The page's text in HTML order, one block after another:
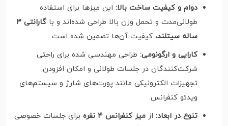
دوام و کیفیت ساخت بالا: این میزها برای استفاده
طولانی‌مدت و تحمل وزن بالا طراحی شده‌اند و با
گارانتی ۳
ساله سیتلند، کیفیت آن‌ها تضمین شده است.
کارایی و ارگونومی: طراحی مهندسی شده برای راحتی
شرکت‌کنندگان در جلسات طولانی و امکان افزودن
تجهیزات الکترونیکی مانند پورت‌های شارژ و سیستم‌های
ویدئو کنفرانس.
تنوع در ابعاد: از میز کنفرانس ۴ نفره
برای جلسات خصوصی